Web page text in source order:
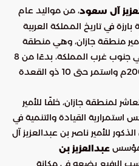
آل سعود، من مواليد عام
شخصية بارزة في تاريخ المملكة العربية
منطقة جازان، وهي منطقة
ذات أهمية استراتيجية وتاريخية في جنوب غرب المملكة، بدءًا من 8
محرم 1422هـ الموافق 2 أبريل 2001م واستمر حتى 10 ذو القعدة
لمنطقة جازان، خلفًا للأمير
القيادة والتنمية في
للأمير ناصر بن عبدالعزيز آل
عبدالعزيز بن
الرفيع يضعه في مكانة